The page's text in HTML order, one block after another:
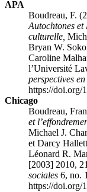
APA
Boudreau, F.
Autochtones et
culturelle,
Bryan W.
Caroline
l’Université
perspectives
https://doi.org/
Chicago
Boudreau,
et
Michael J.
et Darcy
Léonard R.
[2003] 2010,
sociales 6, no.
https://doi.org/